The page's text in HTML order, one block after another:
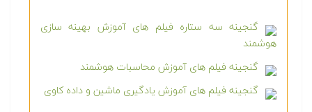
گنجینه سه ستاره فیلم های آموزش بهینه سازی
هوشمند
گنجینه فیلم های آموزش محاسبات هوشمند
گنجینه فیلم های آموزش یادگیری ماشین و داده کاوی